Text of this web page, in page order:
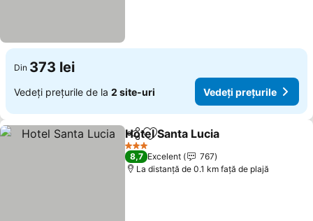
Din 373 lei
Vedeți prețurile de la 2 site-uri Vedeți prețurile
DistribuițiAdăugaţi la favorite
Hotel Santa Lucia
3 Stele
8,7 Excelent
767
La distanță de 0.1 km față de plajă